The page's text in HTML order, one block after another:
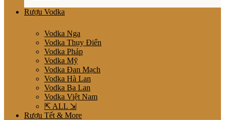
Rượu Vodka
Vodka Nga
Vodka Thụy Điển
Vodka Pháp
Vodka Mỹ
Vodka Đan Mạch
Vodka Hà Lan
Vodka Ba Lan
Vodka Việt Nam
⇱ ALL ⇲
Rượu Tết & More